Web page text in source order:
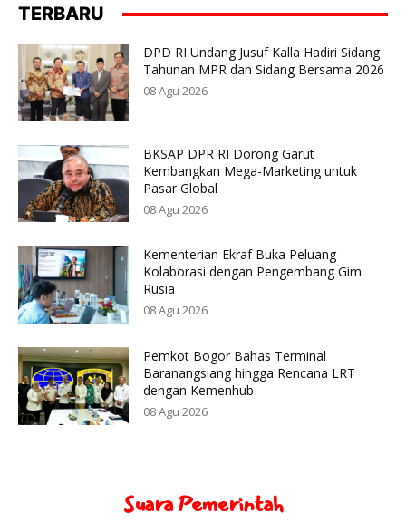
TERBARU
DPD RI Undang Jusuf Kalla Hadiri Sidang
Tahunan MPR dan Sidang Bersama 2026
08 Agu 2026
BKSAP DPR RI Dorong Garut
Kembangkan Mega-Marketing untuk
Pasar Global
08 Agu 2026
Kementerian Ekraf Buka Peluang
Kolaborasi dengan Pengembang Gim
Rusia
08 Agu 2026
Pemkot Bogor Bahas Terminal
Baranangsiang hingga Rencana LRT
dengan Kemenhub
08 Agu 2026
Suara Pemerintah